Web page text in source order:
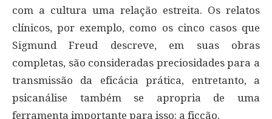
com a cultura uma relação estreita. Os relatos
clínicos, por exemplo, como os cinco casos que
Sigmund Freud descreve, em suas obras
completas, são consideradas preciosidades para a
transmissão da eficácia prática, entretanto, a
psicanálise também se apropria de uma
ferramenta importante para isso: a ficção.